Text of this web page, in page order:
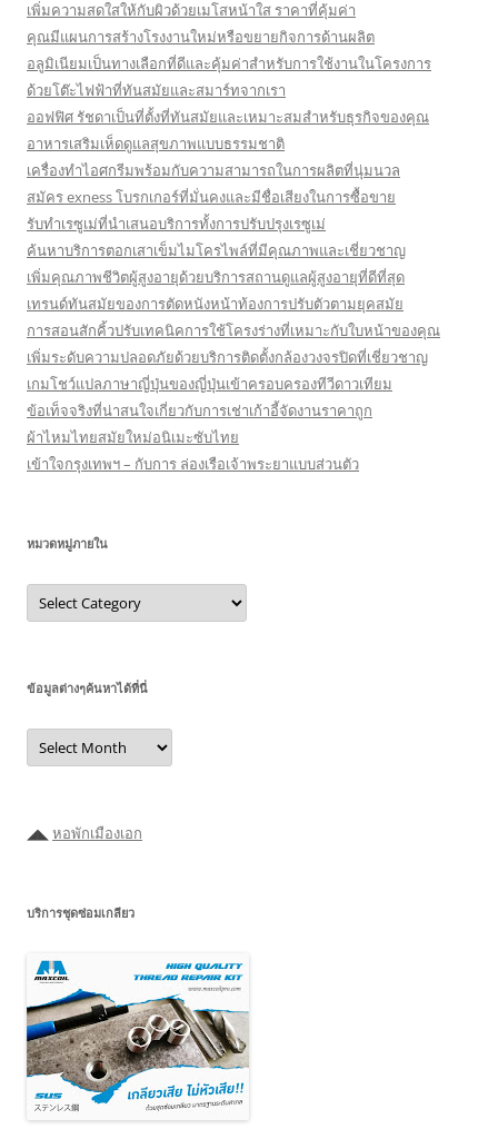
เพิ่มความสดใสให้กับผิวด้วยเมโสหน้าใส ราคาที่คุ้มค่า
คุณมีแผนการสร้างโรงงานใหม่หรือขยายกิจการด้านผลิต
อลูมิเนียมเป็นทางเลือกที่ดีและคุ้มค่าสำหรับการใช้งานในโครงการ
ด้วยโต๊ะไฟฟ้าที่ทันสมัยและสมาร์ทจากเรา
ออฟฟิศ รัชดาเป็นที่ตั้งที่ทันสมัยและเหมาะสมสำหรับธุรกิจของคุณ
อาหารเสริมเห็ดดูแลสุขภาพแบบธรรมชาติ
เครื่องทำไอศกรีมพร้อมกับความสามารถในการผลิตที่นุ่มนวล
สมัคร exness โบรกเกอร์ที่มั่นคงและมีชื่อเสียงในการซื้อขาย
รับทำเรซูเม่ที่นำเสนอบริการทั้งการปรับปรุงเรซูเม่
ค้นหาบริการตอกเสาเข็มไมโครไพล์ที่มีคุณภาพและเชี่ยวชาญ
เพิ่มคุณภาพชีวิตผู้สูงอายุด้วยบริการสถานดูแลผู้สูงอายุที่ดีที่สุด
เทรนด์ทันสมัยของการตัดหนังหน้าท้องการปรับตัวตามยุคสมัย
การสอนสักคิ้วปรับเทคนิคการใช้โครงร่างที่เหมาะกับใบหน้าของคุณ
เพิ่มระดับความปลอดภัยด้วยบริการติดตั้งกล้องวงจรปิดที่เชี่ยวชาญ
เกมโชว์แปลภาษาญี่ปุ่นของญี่ปุ่นเข้าครอบครองทีวีดาวเทียม
ข้อเท็จจริงที่น่าสนใจเกี่ยวกับการเช่าเก้าอี้จัดงานราคาถูก
ผ้าไหมไทยสมัยใหม่อนิเมะซับไทย
เข้าใจกรุงเทพฯ – กับการ ล่องเรือเจ้าพระยาแบบส่วนตัว
หมวดหมู่ภายใน
หมวด
หมู่
ภายใน
ข้อมูลต่างๆค้นหาได้ที่นี่
ข้อมูล
ต่างๆ
ค้นหา
◢◣ หอพักเมืองเอก
บริการชุดซ่อมเกลียว